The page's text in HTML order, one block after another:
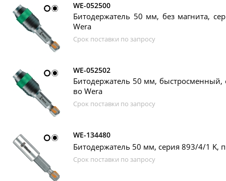
WE-052500
Битодержатель 50 мм, без магнита,
Wera
Срок поставки по запросу
WE-052502
Битодержатель 50 мм, быстросменный,
во Wera
Срок поставки по запросу
WE-134480
Битодержатель 50 мм, серия 893/4/1 K,
Срок поставки по запросу